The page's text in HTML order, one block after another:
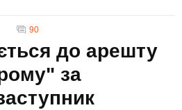
90
до арешту
за